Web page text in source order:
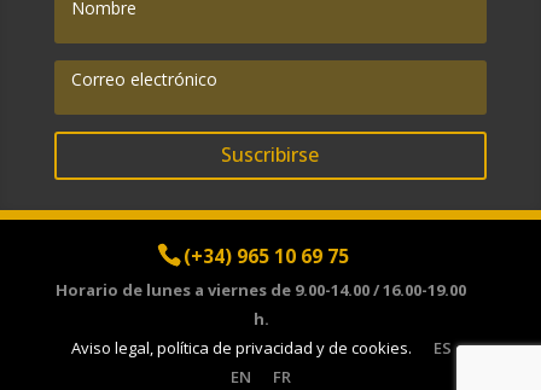
Suscribirse
(+34) 965 10 69 75
Horario de lunes a viernes de 9.00-14.00 / 16.00-19.00
h.
Aviso legal, política de privacidad y de cookies.
ES
EN
FR